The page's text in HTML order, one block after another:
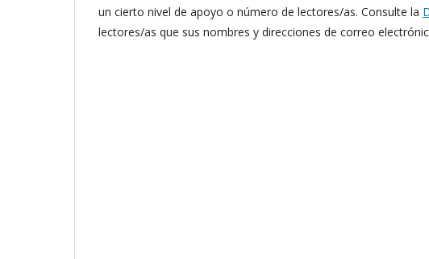
un cierto nivel de apoyo o número de lectores/as. Consulte la
lectores/as que sus nombres y direcciones de correo